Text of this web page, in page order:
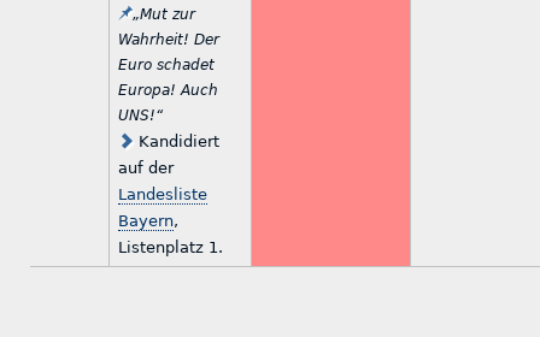
„Mut zur
Wahrheit! Der
Euro schadet
Europa! Auch
UNS!“
Kandidiert
auf der
Landesliste
Bayern,
Listenplatz 1.